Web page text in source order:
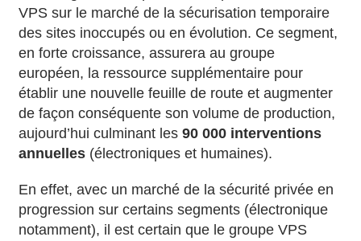
VPS sur le marché de la sécurisation temporaire
des sites inoccupés ou en évolution. Ce segment,
en forte croissance, assurera au groupe
européen, la ressource supplémentaire pour
établir une nouvelle feuille de route et augmenter
de façon conséquente son volume de production,
aujourd’hui culminant les90 000 interventions
annuelles (électroniques et humaines).
En effet, avec un marché de la sécurité privée en
progression sur certains segments (électronique
notamment), il est certain que le groupe VPS